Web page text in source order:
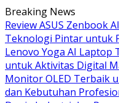
Langsung
ke
konten
Breaking News
Review ASUS Zenbook
Teknologi Pintar untuk
Lenovo Yoga AI
untuk Aktivitas Digital
Monitor OLED Terbaik
dan Kebutuhan